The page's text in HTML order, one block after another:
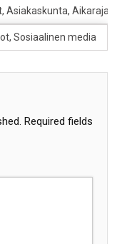
Aikarajat
Sosiaalinen media
Required fields